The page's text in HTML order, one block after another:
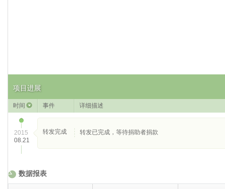
项目进展
时间 事件 详细描述
2015
08.21
转发完成 转发已完成，等待捐助者捐款
数据报表